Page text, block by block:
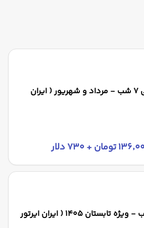
تور کوالالامپور +بالی 7 شب - مرداد و شهریور ( ایران
تور کوالالامپور 7 شب - ویژه تابستان 1405 ( ایران ایرتور